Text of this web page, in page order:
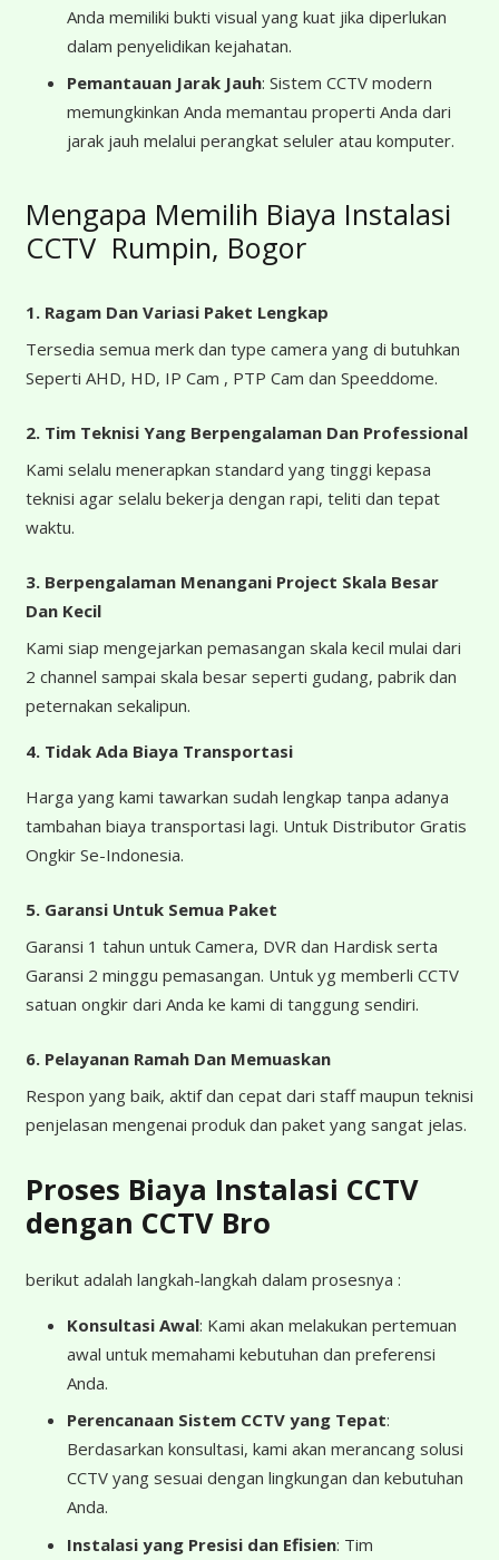
Anda memiliki bukti visual yang kuat jika diperlukan
dalam penyelidikan kejahatan.
Pemantauan Jarak Jauh: Sistem CCTV modern
memungkinkan Anda memantau properti Anda dari
jarak jauh melalui perangkat seluler atau komputer.
Mengapa Memilih Biaya Instalasi
CCTV Rumpin, Bogor
1. Ragam Dan Variasi Paket Lengkap
Tersedia semua merk dan type camera yang di butuhkan
Seperti AHD, HD, IP Cam , PTP Cam dan Speeddome.
2. Tim Teknisi Yang Berpengalaman Dan Professional
Kami selalu menerapkan standard yang tinggi kepasa
teknisi agar selalu bekerja dengan rapi, teliti dan tepat
waktu.
3. Berpengalaman Menangani Project Skala Besar
Dan Kecil
Kami siap mengejarkan pemasangan skala kecil mulai dari
2 channel sampai skala besar seperti gudang, pabrik dan
peternakan sekalipun.
4. Tidak Ada Biaya Transportasi
Harga yang kami tawarkan sudah lengkap tanpa adanya
tambahan biaya transportasi lagi. Untuk Distributor Gratis
Ongkir Se-Indonesia.
5. Garansi Untuk Semua Paket
Garansi 1 tahun untuk Camera, DVR dan Hardisk serta
Garansi 2 minggu pemasangan. Untuk yg memberli CCTV
satuan ongkir dari Anda ke kami di tanggung sendiri.
6. Pelayanan Ramah Dan Memuaskan
Respon yang baik, aktif dan cepat dari staff maupun teknisi
penjelasan mengenai produk dan paket yang sangat jelas.
Proses Biaya Instalasi CCTV
dengan CCTV Bro
berikut adalah langkah-langkah dalam prosesnya :
Konsultasi Awal: Kami akan melakukan pertemuan
awal untuk memahami kebutuhan dan preferensi
Anda.
Perencanaan Sistem CCTV yang Tepat:
Berdasarkan konsultasi, kami akan merancang solusi
CCTV yang sesuai dengan lingkungan dan kebutuhan
Anda.
Instalasi yang Presisi dan Efisien: Tim